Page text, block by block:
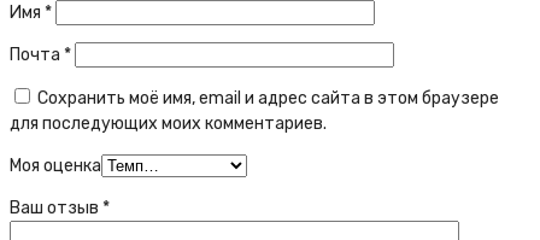
Имя *
Почта *
Сохранить моё имя, email и адрес сайта в этом браузере
для последующих моих комментариев.
Моя оценка
Ваш отзыв *